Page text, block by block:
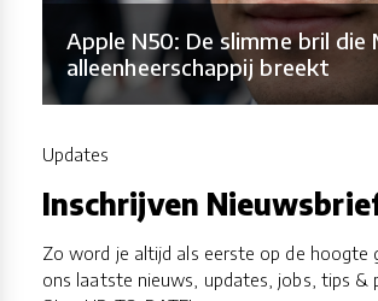
Apple N50: De slimme bril die
alleenheerschappij breekt
Updates
Inschrijven
Zo word je altijd als eerste op de hoogte
ons laatste nieuws, updates, jobs, tips &